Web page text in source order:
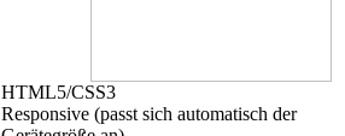
HTML5/CSS3
Responsive (passt sich automatisch der